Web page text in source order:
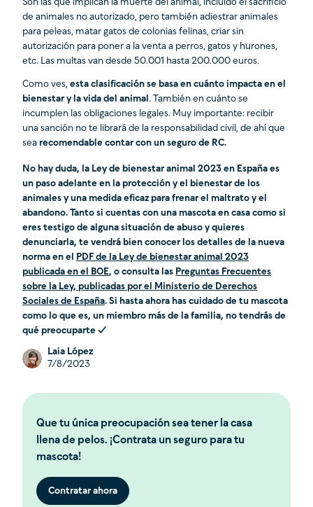
Son las que implican la muerte del animal, incluido el sacrificio
de animales no autorizado, pero también adiestrar animales
para peleas, matar gatos de colonias felinas, criar sin
autorización para poner a la venta a perros, gatos y hurones,
etc. Las multas van desde 50.001 hasta 200.000 euros.
Como ves, esta clasificación se basa en cuánto impacta en el
bienestar y la vida del animal . También en cuánto se
incumplen las obligaciones legales. Muy importante: recibir
una sanción no te librará de la responsabilidad civil, de ahí que
sea recomendable contar con un seguro de RC.
No hay duda, la Ley de bienestar animal 2023 en España es
un paso adelante en la protección y el bienestar de los
animales y una medida eficaz para frenar el maltrato y el
abandono. Tanto si cuentas con una mascota en casa como si
eres testigo de alguna situación de abuso y quieres
denunciarla, te vendrá bien conocer los detalles de la nueva
norma en el PDF de la Ley de bienestar animal 2023
publicada en el BOE, o consulta las Preguntas Frecuentes
sobre la Ley, publicadas por el Ministerio de Derechos
Sociales de España. Si hasta ahora has cuidado de tu mascota
como lo que es, un miembro más de la familia, no tendrás de
qué preocuparte ✓
Laia López
7/8/2023
Que tu única preocupación sea tener la casa
llena de pelos. ¡Contrata un seguro para tu
mascota!
Contratar ahora